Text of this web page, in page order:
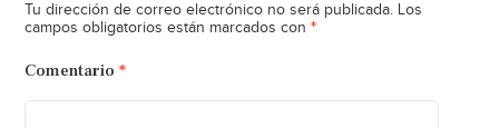
Tu dirección de correo electrónico no será publicada. Los
campos obligatorios están marcados con *
Comentario *